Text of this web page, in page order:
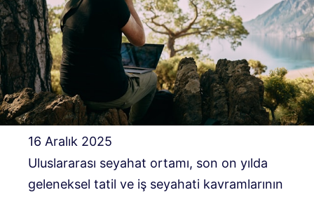
16 Aralık 2025
Uluslararası seyahat ortamı, son on yılda
geleneksel tatil ve iş seyahati kavramlarının